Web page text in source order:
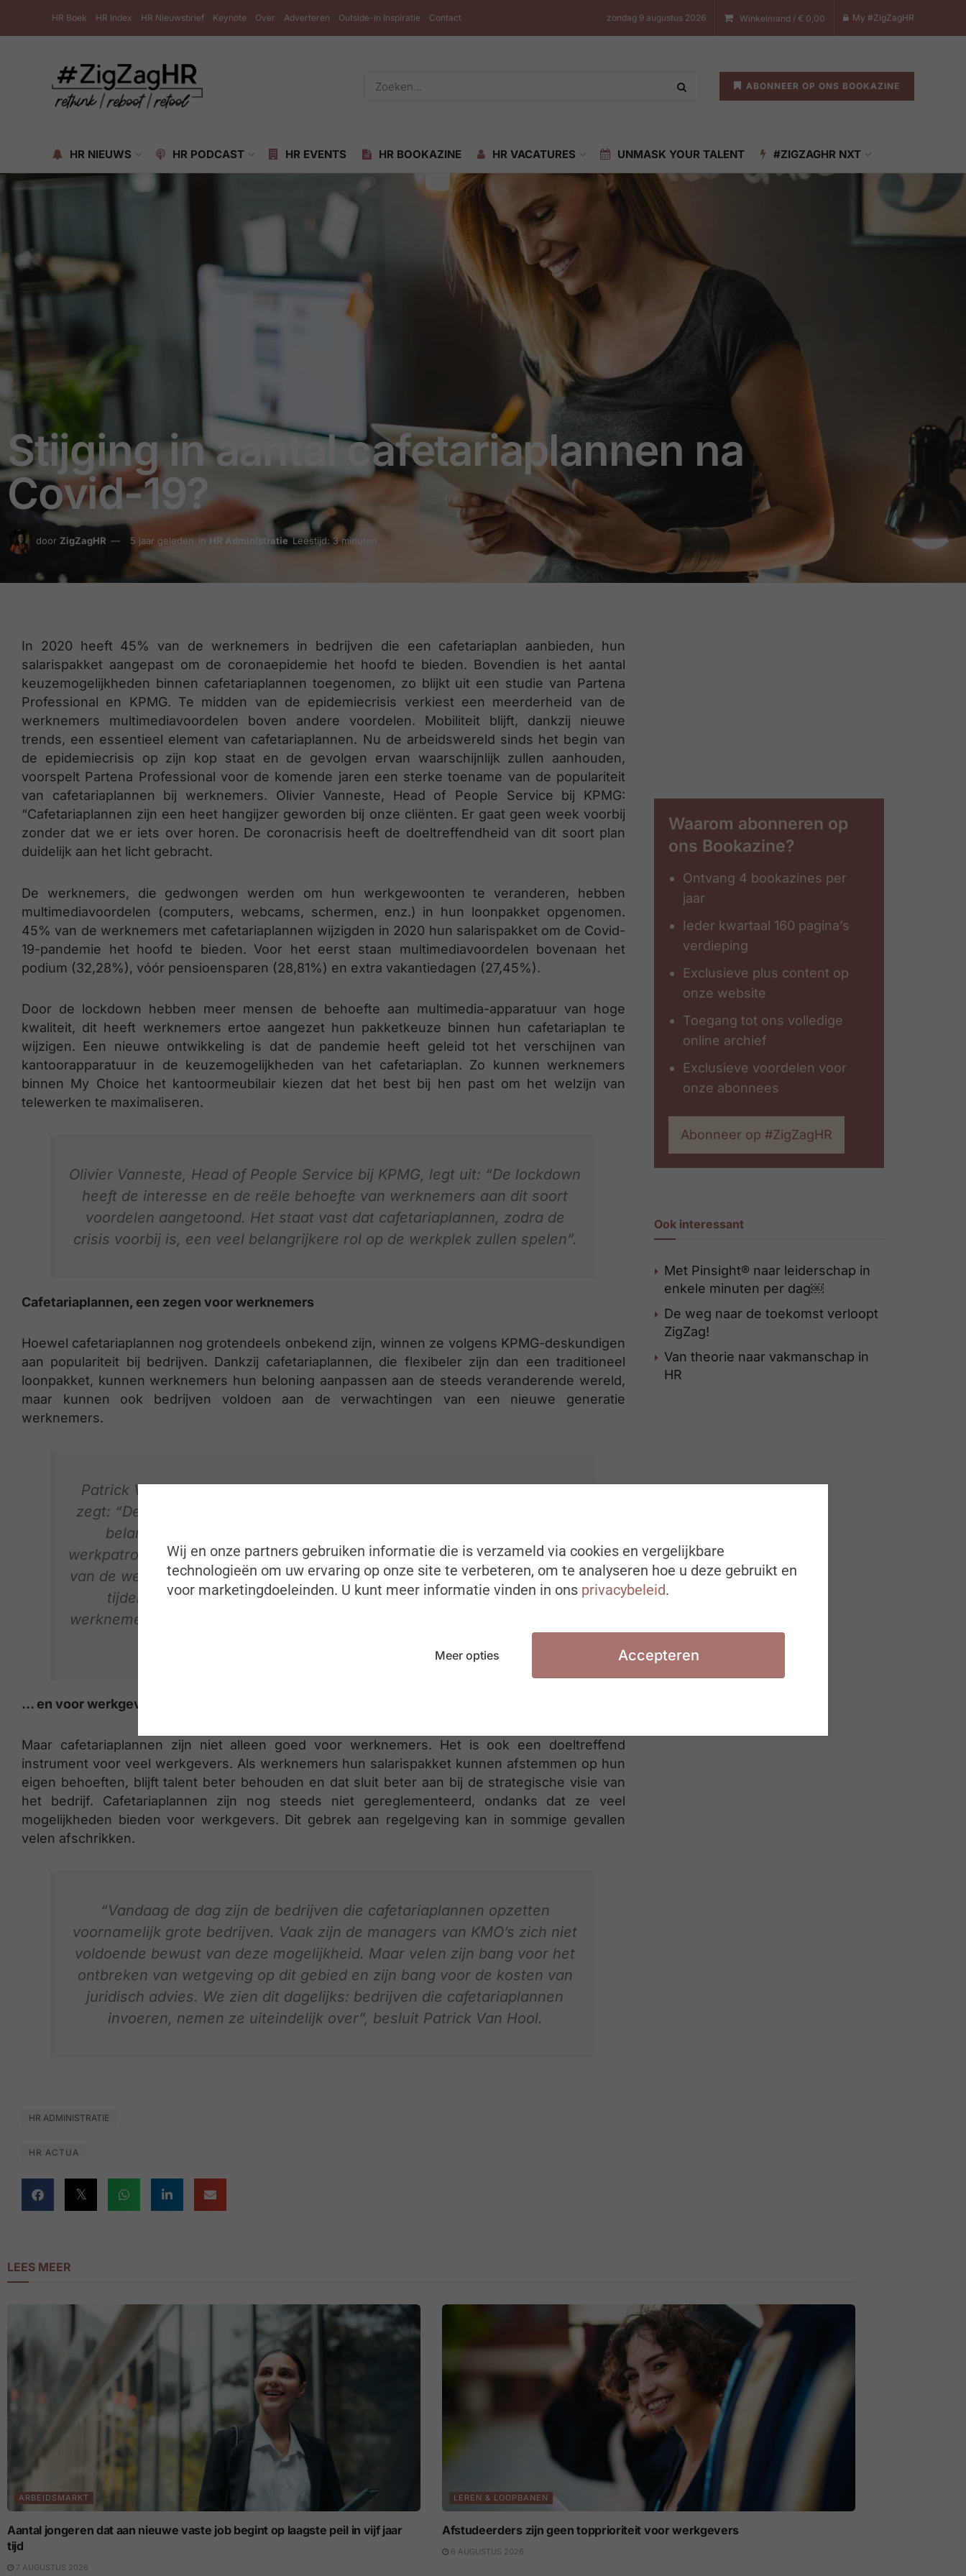
HR Boek HR Index HR Nieuwsbrief Keynote Over Adverteren Outside-in Inspiratie Contact zondag 9 augustus 2026 Winkelmand / € 0,00 My #ZigZagHR
ABONNEER OP ONS BOOKAZINE
HR NIEUWS HR PODCAST HR EVENTS HR BOOKAZINE HR VACATURES UNMASK YOUR TALENT #ZIGZAGHR NXT
Stijging in aantal cafetariaplannen na
Covid-19?
door ZigZagHR 5 jaar geleden in HR Administratie Leestijd: 3 minuten
In 2020 heeft 45% van de werknemers in bedrijven die een cafetariaplan aanbieden, hun
salarispakket aangepast om de coronaepidemie het hoofd te bieden. Bovendien is het aantal
keuzemogelijkheden binnen cafetariaplannen toegenomen, zo blijkt uit een studie van Partena
Professional en KPMG. Te midden van de epidemiecrisis verkiest een meerderheid van de
werknemers multimediavoordelen boven andere voordelen. Mobiliteit blijft, dankzij nieuwe
trends, een essentieel element van cafetariaplannen. Nu de arbeidswereld sinds het begin van
de epidemiecrisis op zijn kop staat en de gevolgen ervan waarschijnlijk zullen aanhouden,
voorspelt Partena Professional voor de komende jaren een sterke toename van de populariteit
van cafetariaplannen bij werknemers. Olivier Vanneste, Head of People Service bij KPMG:
“Cafetariaplannen zijn een heet hangijzer geworden bij onze cliënten. Er gaat geen week voorbij
zonder dat we er iets over horen. De coronacrisis heeft de doeltreffendheid van dit soort plan
duidelijk aan het licht gebracht.
De werknemers, die gedwongen werden om hun werkgewoonten te veranderen, hebben
multimediavoordelen (computers, webcams, schermen, enz.) in hun loonpakket opgenomen.
45% van de werknemers met cafetariaplannen wijzigden in 2020 hun salarispakket om de Covid-
19-pandemie het hoofd te bieden. Voor het eerst staan multimediavoordelen bovenaan het
podium (32,28%), vóór pensioensparen (28,81%) en extra vakantiedagen (27,45%).
Door de lockdown hebben meer mensen de behoefte aan multimedia-apparatuur van hoge
kwaliteit, dit heeft werknemers ertoe aangezet hun pakketkeuze binnen hun cafetariaplan te
wijzigen. Een nieuwe ontwikkeling is dat de pandemie heeft geleid tot het verschijnen van
kantoorapparatuur in de keuzemogelijkheden van het cafetariaplan. Zo kunnen werknemers
binnen My Choice het kantoormeubilair kiezen dat het best bij hen past om het welzijn van
telewerken te maximaliseren.
Olivier Vanneste, Head of People Service bij KPMG, legt uit: “De lockdown
heeft de interesse en de reële behoefte van werknemers aan dit soort
voordelen aangetoond. Het staat vast dat cafetariaplannen, zodra de
crisis voorbij is, een veel belangrijkere rol op de werkplek zullen spelen”.
Cafetariaplannen, een zegen voor werknemers
Hoewel cafetariaplannen nog grotendeels onbekend zijn, winnen ze volgens KPMG-deskundigen
aan populariteit bij bedrijven. Dankzij cafetariaplannen, die flexibeler zijn dan een traditioneel
loonpakket, kunnen werknemers hun beloning aanpassen aan de steeds veranderende wereld,
maar kunnen ook bedrijven voldoen aan de verwachtingen van een nieuwe generatie
werknemers.
Patrick Van Hool, Business Solutions Director bij Partena Professional,
zegt: “De coronacrisis en de impact ervan op de arbeidsmarkt toont het
belang en het nut van cafetariaplannen aan. Met veranderende
werkpatronen zijn cafetariaplannen de beste manier om aan de behoeften
van de werknemers te voldoen. Logischerwijs zijn de mobiliteitsvoordelen
tijdens de lockdown gedaald, maar dat geld is niet verloren, de
werknemers hebben het besteed aan nuttigere voordelen op een bepaald
… en voor werkgevers!
Maar cafetariaplannen zijn niet alleen goed voor werknemers. Het is ook een doeltreffend
instrument voor veel werkgevers. Als werknemers hun salarispakket kunnen afstemmen op hun
eigen behoeften, blijft talent beter behouden en dat sluit beter aan bij de strategische visie van
het bedrijf. Cafetariaplannen zijn nog steeds niet gereglementeerd, ondanks dat ze veel
mogelijkheden bieden voor werkgevers. Dit gebrek aan regelgeving kan in sommige gevallen
velen afschrikken.
“Vandaag de dag zijn de bedrijven die cafetariaplannen opzetten
voornamelijk grote bedrijven. Vaak zijn de managers van KMO’s zich niet
voldoende bewust van deze mogelijkheid. Maar velen zijn bang voor het
ontbreken van wetgeving op dit gebied en zijn bang voor de kosten van
juridisch advies. We zien dit dagelijks: bedrijven die cafetariaplannen
invoeren, nemen ze uiteindelijk over”, besluit Patrick Van Hool.
HR ADMINISTRATIE
HR ACTUA
Waarom abonneren op
ons Bookazine?
Ontvang 4 bookazines per
jaar
Ieder kwartaal 160 pagina’s
verdieping
Exclusieve plus content op
onze website
Toegang tot ons volledige
online archief
Exclusieve voordelen voor
onze abonnees
Abonneer op #ZigZagHR
Ook interessant
Met Pinsight® naar leiderschap in
enkele minuten per dag￼
De weg naar de toekomst verloopt
ZigZag!
Van theorie naar vakmanschap in
HR
LEES MEER
ARBEIDSMARKT
Aantal jongeren dat aan nieuwe vaste job begint op laagste peil in vijf jaar
tijd
7 AUGUSTUS 2026
LEREN & LOOPBANEN
Afstudeerders zijn geen topprioriteit voor werkgevers
6 AUGUSTUS 2026
Wij en onze partners gebruiken informatie die is verzameld via cookies en vergelijkbare
technologieën om uw ervaring op onze site te verbeteren, om te analyseren hoe u deze gebruikt en
voor marketingdoeleinden. U kunt meer informatie vinden in ons privacybeleid.
Meer opties Accepteren